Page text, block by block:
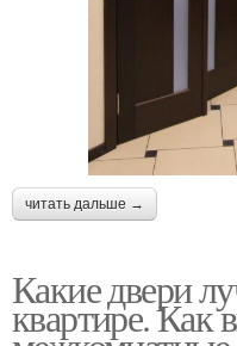
читать дальше →
Какие двери
квартире. Как